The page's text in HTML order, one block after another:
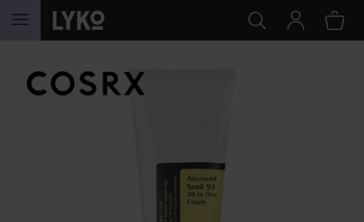
GÅ TIL INNHOLD
HOPP OVER SEKSJON